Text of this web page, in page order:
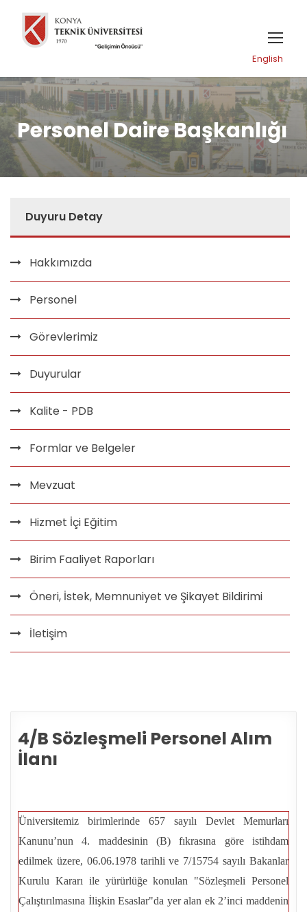
English
Personel Daire Başkanlığı
Duyuru Detay
Hakkımızda
Personel
Görevlerimiz
Duyurular
Kalite - PDB
Formlar ve Belgeler
Mevzuat
Hizmet İçi Eğitim
Birim Faaliyet Raporları
Öneri, İstek, Memnuniyet ve Şikayet Bildirimi
İletişim
4/B Sözleşmeli Personel Alım
İlanı
Üniversitemiz birimlerinde 657 sayılı Devlet Memurları
Kanunu’nun 4. maddesinin (B) fıkrasına göre istihdam
edilmek üzere, 06.06.1978 tarihli ve 7/15754 sayılı Bakanlar
Kurulu Kararı ile yürürlüğe konulan "Sözleşmeli Personel
Çalıştırılmasına İlişkin Esaslar"da yer alan ek 2’inci maddenin